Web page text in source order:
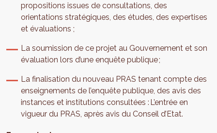
propositions issues de consultations, des
orientations stratégiques, des études, des expertises
et évaluations ;
La soumission de ce projet au Gouvernement et son
évaluation lors d’une enquête publique ;
La finalisation du nouveau PRAS tenant compte des
enseignements de l’enquête publique, des avis des
instances et institutions consultées : L’entrée en
vigueur du PRAS, après avis du Conseil d’Etat.